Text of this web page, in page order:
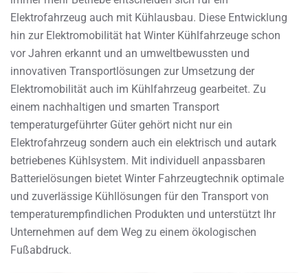
Elektrofahrzeug auch mit Kühlausbau. Diese Entwicklung
hin zur Elektromobilität hat Winter Kühlfahrzeuge schon
vor Jahren erkannt und an umweltbewussten und
innovativen Transportlösungen zur Umsetzung der
Elektromobilität auch im Kühlfahrzeug gearbeitet. Zu
einem nachhaltigen und smarten Transport
temperaturgeführter Güter gehört nicht nur ein
Elektrofahrzeug sondern auch ein elektrisch und autark
betriebenes Kühlsystem. Mit individuell anpassbaren
Batterielösungen bietet Winter Fahrzeugtechnik optimale
und zuverlässige Kühllösungen für den Transport von
temperaturempfindlichen Produkten und unterstützt Ihr
Unternehmen auf dem Weg zu einem ökologischen
Fußabdruck.